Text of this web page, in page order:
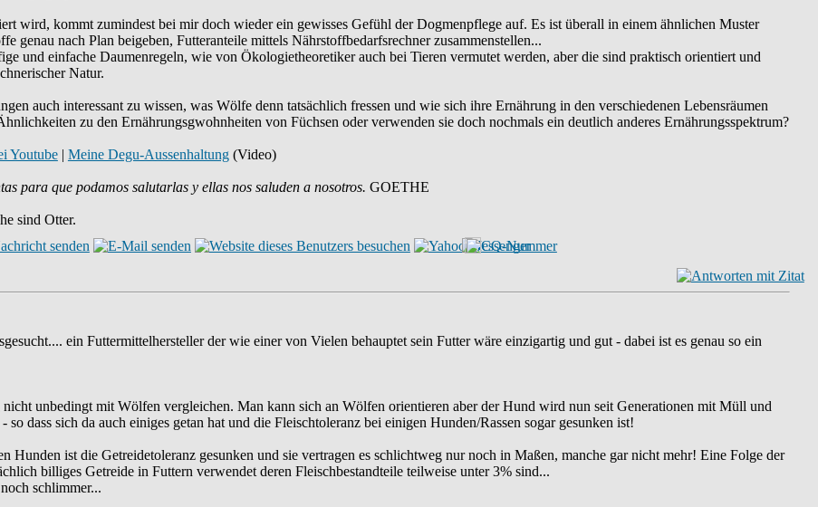
wird, kommt zumindest bei mir doch wieder ein gewisses Gefühl der Dogmenpflege auf. Es ist überall in einem ähnlichen Muster
genau nach Plan beigeben, Futteranteile mittels Nährstoffbedarfsrechner zusammenstellen...
und einfache Daumenregeln, wie von Ökologietheoretiker auch bei Tieren vermutet werden, aber die sind praktisch orientiert und
Natur.
auch interessant zu wissen, was Wölfe denn tatsächlich fressen und wie sich ihre Ernährung in den verschiedenen Lebensräumen
zu den Ernährungsgwohnheiten von Füchsen oder verwenden sie doch nochmals ein deutlich anderes Ernährungsspektrum?
Youtube| Meine Degu-Aussenhaltung(Video)
para que podamos salutarlas y ellas nos saluden a nosotros. GOETHE
sind Otter.
ein Futtermittelhersteller der wie einer von Vielen behauptet sein Futter wäre einzigartig und gut - dabei ist es genau so ein
unbedingt mit Wölfen vergleichen. Man kann sich an Wölfen orientieren aber der Hund wird nun seit Generationen mit Müll und
dass sich da auch einiges getan hat und die Fleischtoleranz bei einigen Hunden/Rassen sogar gesunken ist!
Hunden ist die Getreidetoleranz gesunken und sie vertragen es schlichtweg nur noch in Maßen, manche gar nicht mehr! Eine Folge der
billiges Getreide in Futtern verwendet deren Fleischbestandteile teilweise unter 3% sind...
schlimmer...